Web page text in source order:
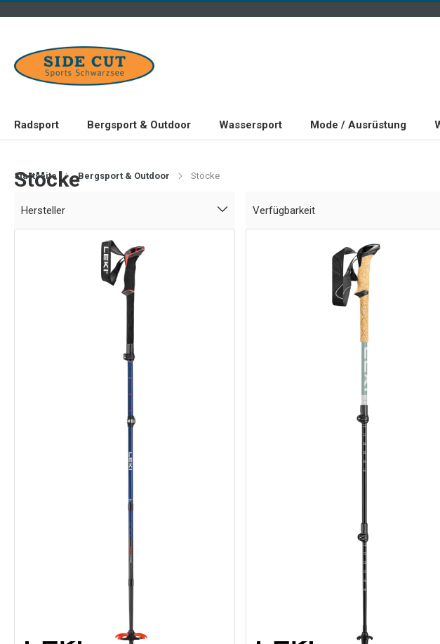
Radsport Bergsport & Outdoor Wassersport Mode / Ausrüstung
Startseite Bergsport & Outdoor Stöcke
Stöcke
Hersteller Verfügbarkeit